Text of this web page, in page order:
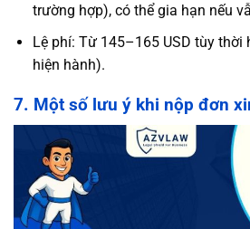
trường hợp), có thể gia hạn nếu
Lệ phí: Từ 145–165 USD tùy thời
hiện hành).
7. Một số lưu ý khi nộp đơn